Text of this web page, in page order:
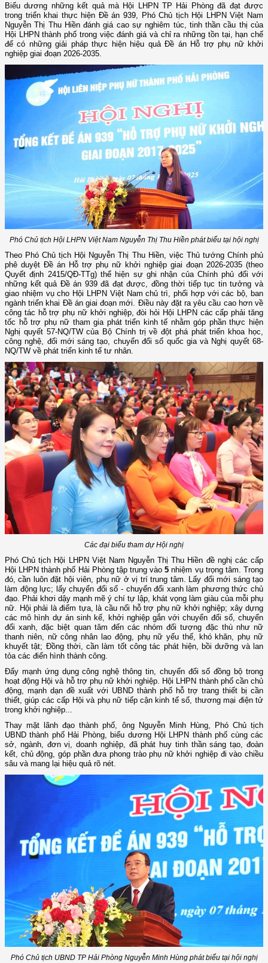
Biểu dương những kết quả mà Hội LHPN TP Hải Phòng đã đạt được
trong triển khai thực hiện Đề án 939, Phó Chủ tịch Hội LHPN Việt Nam
Nguyễn Thị Thu Hiền đánh giá cao sự nghiêm túc, tinh thần cầu thị của
Hội LHPN thành phố trong việc đánh giá và chỉ ra những tồn tại, hạn chế
để có những giải pháp thực hiện hiệu quả Đề án Hỗ trợ phụ nữ khởi
nghiệp giai đoạn 2026-2035.
Phó Chủ tịch Hội LHPN Việt Nam Nguyễn Thị Thu Hiền phát biểu tại hội nghị
Theo Phó Chủ tịch Hội Nguyễn Thị Thu Hiền, việc Thủ tướng Chính phủ
phê duyệt Đề án Hỗ trợ phụ nữ khởi nghiệp giai đoạn 2026-2035 (theo
Quyết định 2415/QĐ-TTg) thể hiện sự ghi nhận của Chính phủ đối với
những kết quả Đề án 939 đã đạt được, đồng thời tiếp tục tin tưởng và
giao nhiệm vụ cho Hội LHPN Việt Nam chủ trì, phối hợp với các bộ, ban
ngành triển khai Đề án giai đoạn mới. Điều này đặt ra yêu cầu cao hơn về
công tác hỗ trợ phụ nữ khởi nghiệp, đòi hỏi Hội LHPN các cấp phải tăng
tốc hỗ trợ phụ nữ tham gia phát triển kinh tế nhằm góp phần thực hiện
Nghị quyết 57-NQ/TW của Bộ Chính trị về đột phá phát triển khoa học,
công nghệ, đổi mới sáng tạo, chuyển đổi số quốc gia và Nghị quyết 68-
NQ/TW về phát triển kinh tế tư nhân.
Các đại biểu tham dự Hội nghị
Phó Chủ tịch Hội LHPN Việt Nam Nguyễn Thị Thu Hiền đề nghị các cấp
Hội LHPN thành phố Hải Phòng tập trung vào5 nhiệm vụ trọng tâm. Trong
đó, cần luôn đặt hội viên, phụ nữ ở vị trí trung tâm. Lấy đổi mới sáng tạo
làm động lực; lấy chuyển đổi số - chuyển đổi xanh làm phương thức chủ
đạo. Phải khơi dậy mạnh mẽ ý chí tự lập, khát vọng làm giàu của mỗi phụ
nữ. Hội phải là điểm tựa, là cầu nối hỗ trợ phụ nữ khởi nghiệp; xây dựng
các mô hình dự án sinh kế, khởi nghiệp gắn với chuyển đổi số, chuyển
đổi xanh, đặc biệt quan tâm đến các nhóm đối tượng đặc thù như nữ
thanh niên, nữ công nhân lao động, phụ nữ yếu thế, khó khăn, phụ nữ
khuyết tật; Đồng thời, cần làm tốt công tác phát hiện, bồi dưỡng và lan
tỏa các điển hình thành công.
Đẩy mạnh ứng dụng công nghệ thông tin, chuyển đổi số đồng bộ trong
hoạt động Hội và hỗ trợ phụ nữ khởi nghiệp. Hội LHPN thành phố cần chủ
động, mạnh dạn đề xuất với UBND thành phố hỗ trợ trang thiết bị cần
thiết, giúp các cấp Hội và phụ nữ tiếp cận kinh tế số, thương mại điện tử
trong khởi nghiệp...
Thay mặt lãnh đạo thành phố, ông Nguyễn Minh Hùng, Phó Chủ tịch
UBND thành phố Hải Phòng, biểu dương Hội LHPN thành phố cùng các
sở, ngành, đơn vị, doanh nghiệp, đã phát huy tinh thần sáng tạo, đoàn
kết, chủ động, góp phần đưa phong trào phụ nữ khởi nghiệp đi vào chiều
sâu và mang lại hiệu quả rõ nét.
Phó Chủ tịch UBND TP Hải Phòng Nguyễn Minh Hùng phát biểu tại hội nghị